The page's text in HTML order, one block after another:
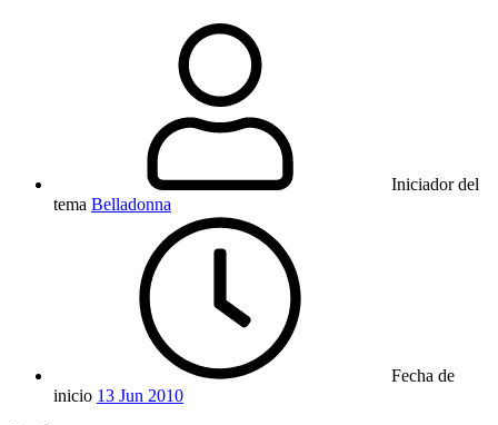
Iniciador del
tema Belladonna
Fecha de
inicio 13 Jun 2010